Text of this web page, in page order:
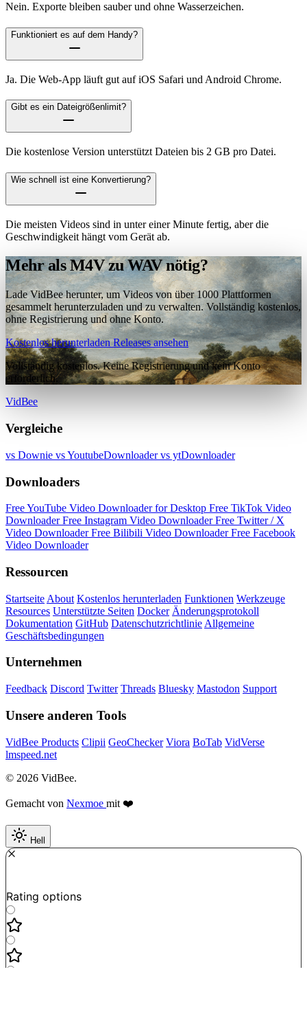
Nein. Exporte bleiben sauber und ohne Wasserzeichen.
Funktioniert es auf dem Handy?
Ja. Die Web-App läuft gut auf iOS Safari und Android Chrome.
Gibt es ein Dateigrößenlimit?
Die kostenlose Version unterstützt Dateien bis 2 GB pro Datei.
Wie schnell ist eine Konvertierung?
Die meisten Videos sind in unter einer Minute fertig, aber die
Geschwindigkeit hängt vom Gerät ab.
Mehr als M4V zu WAV nötig?
Lade VidBee herunter, um Videos von über 1000 Plattformen
gesammelt herunterzuladen und zu verwalten. Vollständig kostenlos,
ohne Registrierung und ohne Konto.
Kostenlos herunterladenReleases ansehen
Vollständig kostenlos. Keine Registrierung und kein Konto
erforderlich.
VidBee
Vergleiche
vs Downie vs YoutubeDownloadervs ytDownloader
Downloaders
Free YouTube Video Downloader for Desktop Free TikTok Video
DownloaderFree Instagram Video DownloaderFree Twitter / X
Video DownloaderFree Bilibili Video DownloaderFree Facebook
Video Downloader
Ressourcen
Startseite About Kostenlos herunterladen Funktionen Werkzeuge
Resources Unterstützte Seiten Docker Änderungsprotokoll
Dokumentation GitHub Datenschutzrichtlinie Allgemeine
Geschäftsbedingungen
Unternehmen
Feedback Discord Twitter Threads Bluesky Mastodon Support
Unsere anderen Tools
VidBee Products Clipii GeoChecker Viora BoTab VidVerse
lmspeed.net
© 2026 VidBee.
Gemacht von Nexmoe mit ❤️
Hell
Rating options